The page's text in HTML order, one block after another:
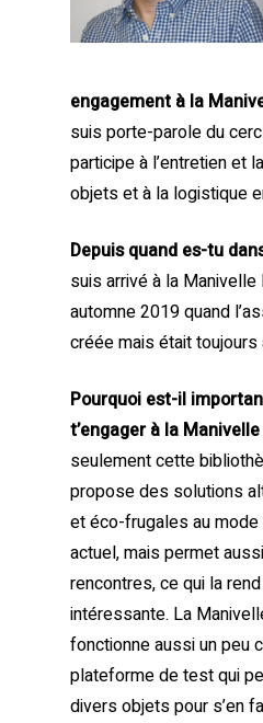
engagement à la
suis porte-parole du
participe à l’entretien et
objets et à la logistique
Depuis quand es-tu
suis arrivé à la Manivelle
automne 2019 quand
créée mais était
Pourquoi est-il
t’engager à la
seulement cette
propose des solutions
et éco-frugales au
actuel, mais permet
rencontres, ce qui la
intéressante. La
fonctionne aussi un peu
plateforme de test qui
divers objets pour s’en